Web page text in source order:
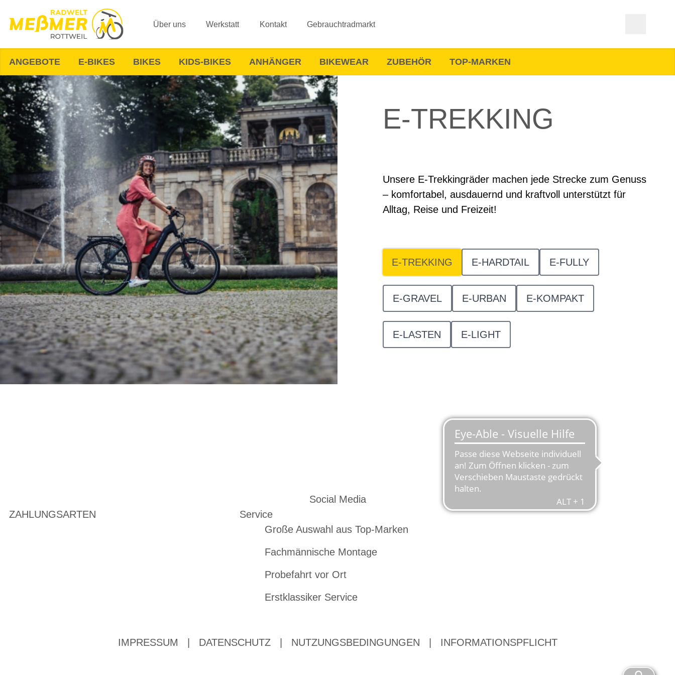
Über uns Werkstatt Kontakt Gebrauchtradmarkt
ANGEBOTE E-BIKES BIKES KIDS-BIKES ANHÄNGER BIKEWEAR ZUBEHÖR TOP-MARKEN
E-TREKKING
Unsere E-Trekkingräder machen jede Strecke zum Genuss
– komfortabel, ausdauernd und kraftvoll unterstützt für
Alltag, Reise und Freizeit!
E-TREKKING E-HARDTAIL E-FULLY
E-GRAVEL E-URBAN E-KOMPAKT
E-LASTEN E-LIGHT
Social Media
ZAHLUNGSARTEN
Service
Große Auswahl aus Top-Marken
Fachmännische Montage
Probefahrt vor Ort
Erstklassiker Service
IMPRESSUM DATENSCHUTZ NUTZUNGSBEDINGUNGEN INFORMATIONSPFLICHT